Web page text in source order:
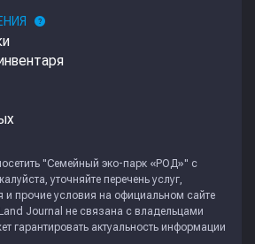
help
"Семейный эко-парк «РОД»" с
уточняйте перечень услуг,
и прочие условия на официальном сайте
Journal не связана с владельцами
гарантировать актуальность информации